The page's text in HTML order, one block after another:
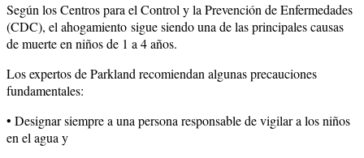
Según los Centros para el Control y la Prevención de Enfermedades
(CDC), el ahogamiento sigue siendo una de las principales causas
de muerte en niños de 1 a 4 años.
Los expertos de Parkland recomiendan algunas precauciones
fundamentales:
• Designar siempre a una persona responsable de vigilar a los niños
en el agua y